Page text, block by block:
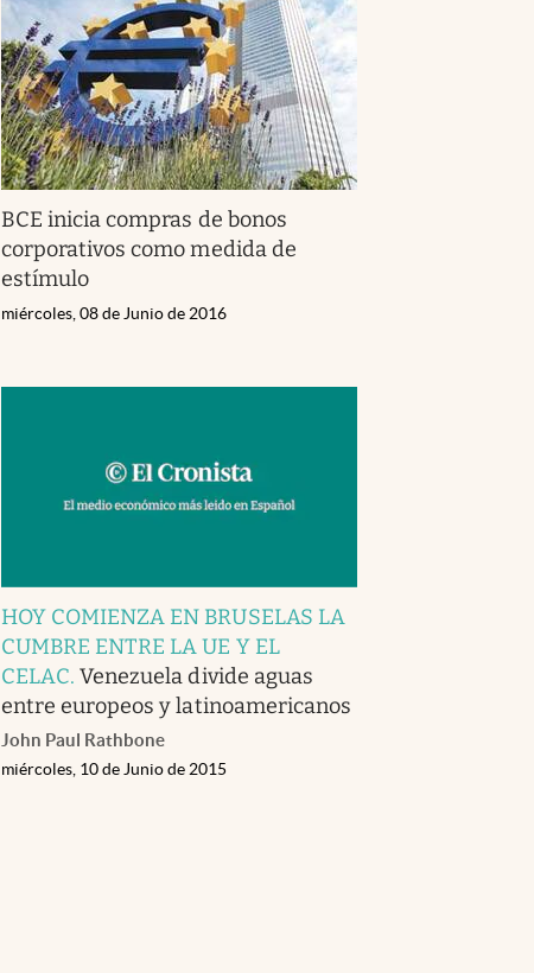
BCE inicia compras de bonos
corporativos como medida de
estímulo
miércoles, 08 de Junio de 2016
HOY COMIENZA EN BRUSELAS LA
CUMBRE ENTRE LA UE Y EL
CELAC.Venezuela divide aguas
entre europeos y latinoamericanos
John Paul Rathbone
miércoles, 10 de Junio de 2015